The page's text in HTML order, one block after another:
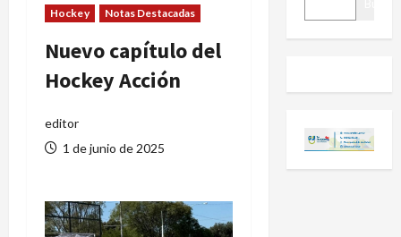
Hockey Notas Destacadas
Nuevo capítulo del
Hockey Acción
editor
1 de junio de 2025